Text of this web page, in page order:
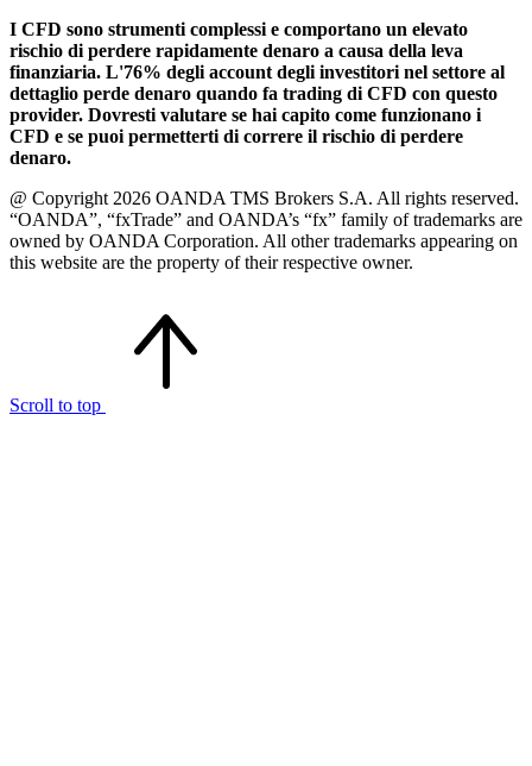
I CFD sono strumenti complessi e comportano un elevato
rischio di perdere rapidamente denaro a causa della leva
finanziaria. L'76% degli account degli investitori nel settore al
dettaglio perde denaro quando fa trading di CFD con questo
provider. Dovresti valutare se hai capito come funzionano i
CFD e se puoi permetterti di correre il rischio di perdere
denaro.
@ Copyright 2026 OANDA TMS Brokers S.A. All rights reserved.
“OANDA”, “fxTrade” and OANDA’s “fx” family of trademarks are
owned by OANDA Corporation. All other trademarks appearing on
this website are the property of their respective owner.
Scroll to top